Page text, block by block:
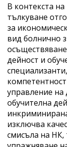
В контекста
тълкуване
за
вид болнично
дейност и
управление на
обучителна
изключва
смисъла на